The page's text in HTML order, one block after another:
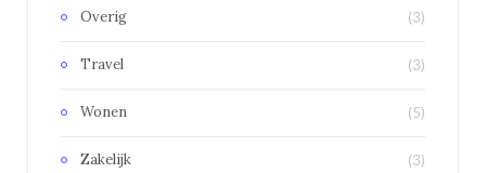
Overig (3)
Travel (3)
Wonen (5)
Zakelijk (3)